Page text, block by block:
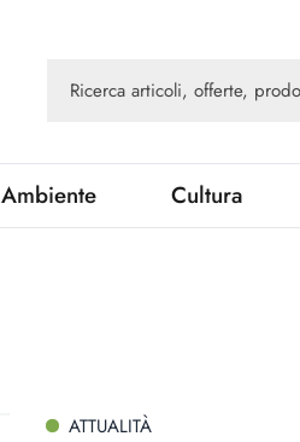
Ambiente Cultura
ATTUALITÀ